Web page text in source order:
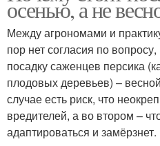
осенью, а не
Между агрономами и
пор нет согласия по
посадку саженцев персика
плодовых деревьев) –
случае есть риск, что
вредителей, а во втором –
адаптироваться и замёрзнет.